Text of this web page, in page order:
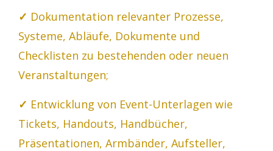
✓ Dokumentation relevanter Prozesse,
Systeme, Abläufe, Dokumente und
Checklisten zu bestehenden oder neuen
Veranstaltungen;
✓ Entwicklung von Event-Unterlagen wie
Tickets, Handouts, Handbücher,
Präsentationen, Armbänder, Aufsteller,